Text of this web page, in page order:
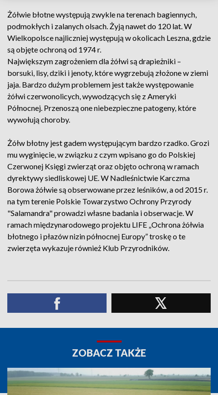
Żółwie błotne występują zwykle na terenach bagiennych,
podmokłych i zalanych olsach. Żyją nawet do 120 lat. W
Wielkopolsce najliczniej występują w okolicach Leszna, gdzie
są objęte ochroną od 1974 r.
Największym zagrożeniem dla żółwi są drapieżniki –
borsuki, lisy, dziki i jenoty, które wygrzebują złożone w ziemi
jaja. Bardzo dużym problemem jest także występowanie
żółwi czerwonolicych, wywodzących się z Ameryki
Północnej. Przenoszą one niebezpieczne patogeny, które
wywołują choroby.
Żółw błotny jest gadem występującym bardzo rzadko. Grozi
mu wyginięcie, w związku z czym wpisano go do Polskiej
Czerwonej Księgi zwierząt oraz objęto ochroną w ramach
dyrektywy siedliskowej UE. W Nadleśnictwie Karczma
Borowa żółwie są obserwowane przez leśników, a od 2015 r.
na tym terenie Polskie Towarzystwo Ochrony Przyrody
"Salamandra" prowadzi własne badania i obserwacje. W
ramach międzynarodowego projektu LIFE „Ochrona żółwia
błotnego i płazów nizin północnej Europy” troskę o te
zwierzęta wykazuje również Klub Przyrodników.
ZOBACZ TAKŻE